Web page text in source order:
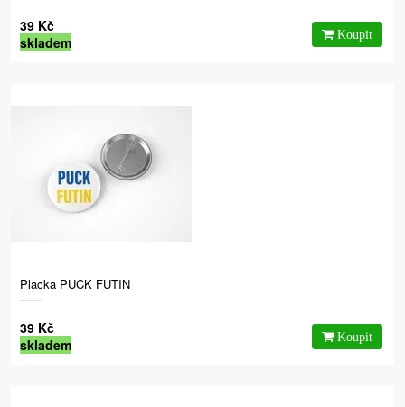
39 Kč
skladem
Placka PUCK FUTIN
39 Kč
skladem